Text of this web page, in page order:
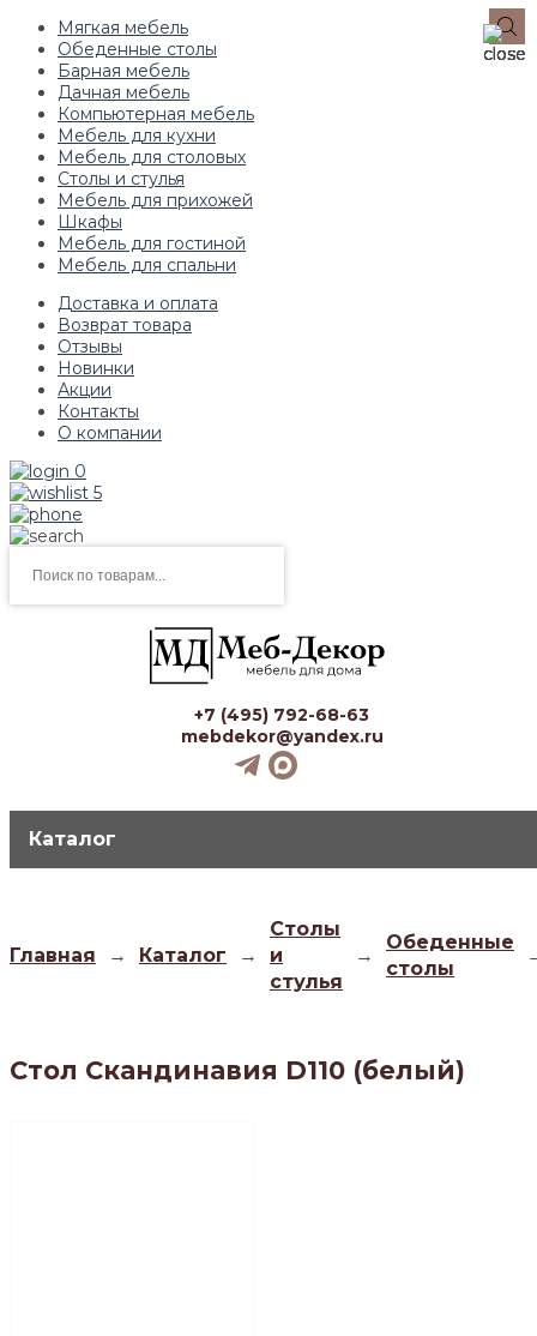
Мягкая мебель
Обеденные столы
Барная мебель
Дачная мебель
Компьютерная мебель
Мебель для кухни
Мебель для столовых
Столы и стулья
Мебель для прихожей
Шкафы
Мебель для гостиной
Мебель для спальни
Доставка и оплата
Возврат товара
Отзывы
Новинки
Акции
Контакты
О компании
0
5
товаров
+7 (495) 792-68-63
mebdekor@yandex.ru
Каталог
Главная → Каталог →
Столы
и
стулья
→
Обеденные
столы
Стол Скандинавия D110 (белый)